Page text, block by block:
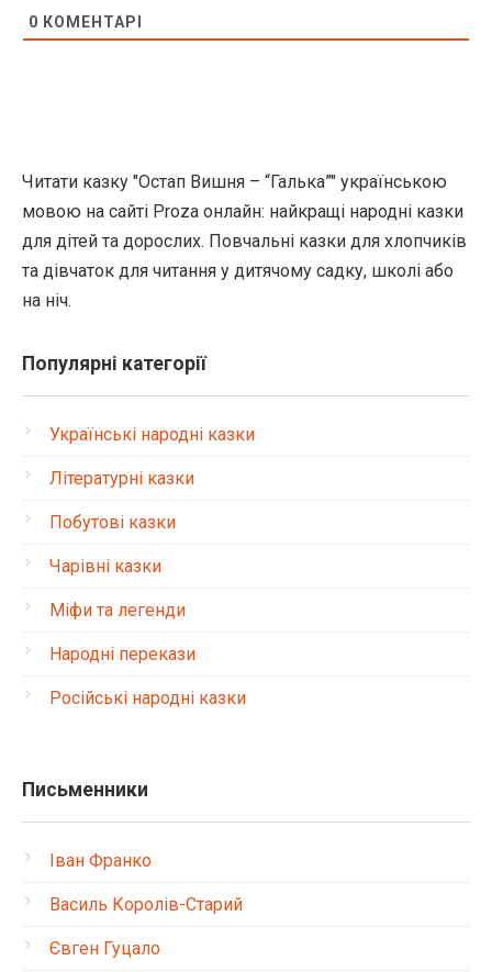
0 КОМЕНТАРІ
Читати казку "Остап Вишня – “Галька”" українською
мовою на сайті Proza онлайн: найкращі народні казки
для дітей та дорослих. Повчальні казки для хлопчиків
та дівчаток для читання у дитячому садку, школі або
на ніч.
Популярні категорії
Українські народні казки
Літературні казки
Побутові казки
Чарівні казки
Міфи та легенди
Народні перекази
Російські народні казки
Письменники
Іван Франко
Василь Королів-Старий
Євген Гуцало